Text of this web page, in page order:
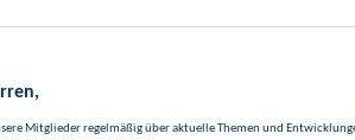
Mitglieder regelmäßig über aktuelle Themen und